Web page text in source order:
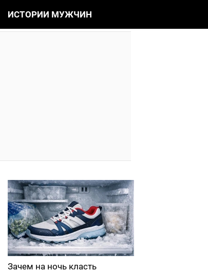
ИСТОРИИ МУЖЧИН
Зачем на ночь класть